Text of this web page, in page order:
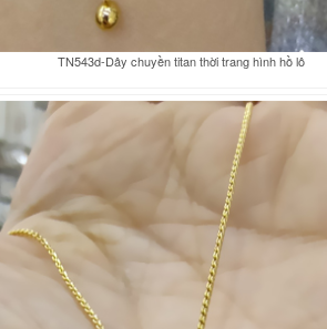
TN543d-Dây chuyền titan thời trang hình hồ lô